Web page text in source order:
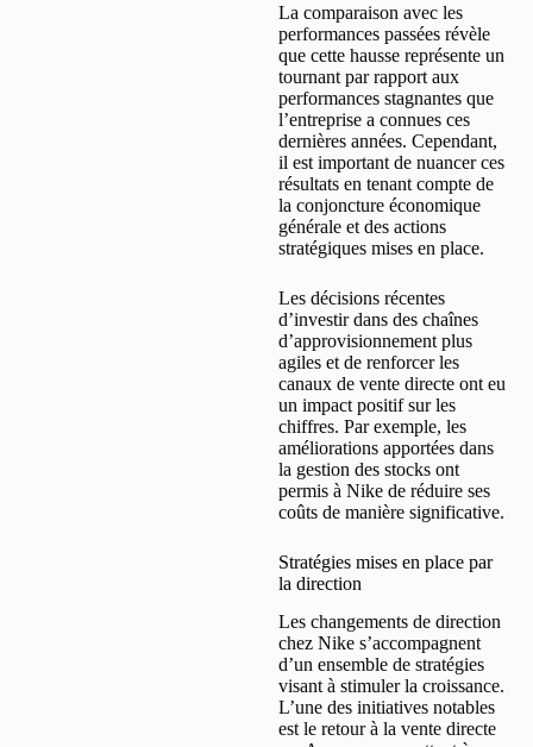
La comparaison avec les
performances passées révèle
que cette hausse représente un
tournant par rapport aux
performances stagnantes que
l’entreprise a connues ces
dernières années. Cependant,
il est important de nuancer ces
résultats en tenant compte de
la conjoncture économique
générale et des actions
stratégiques mises en place.
Les décisions récentes
d’investir dans des chaînes
d’approvisionnement plus
agiles et de renforcer les
canaux de vente directe ont eu
un impact positif sur les
chiffres. Par exemple, les
améliorations apportées dans
la gestion des stocks ont
permis à Nike de réduire ses
coûts de manière significative.
Stratégies mises en place par
la direction
Les changements de direction
chez Nike s’accompagnent
d’un ensemble de stratégies
visant à stimuler la croissance.
L’une des initiatives notables
est le retour à la vente directe